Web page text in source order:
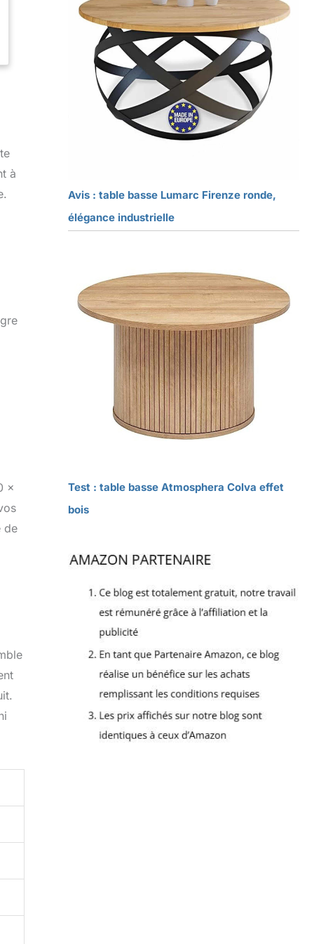
à
x
de
Avis : table basse Lumarc Firenze ronde,
élégance industrielle
Test : table basse Atmosphera Colva effet
bois